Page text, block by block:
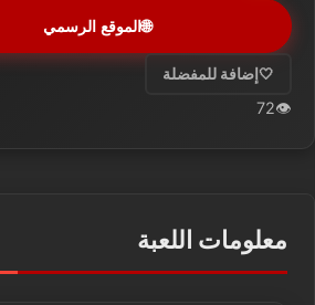
🌐الموقع الرسمي
🤍 إضافة للمفضلة
👁️
72
معلومات اللعبة